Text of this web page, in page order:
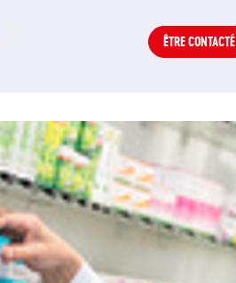
ÊTRE CONTACTÉ